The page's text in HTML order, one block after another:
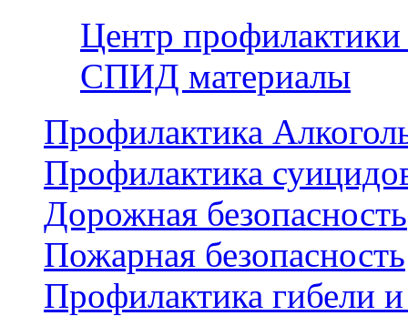
Центр
СПИД материалы
Профилактика
Профилактика
Дорожная безопасность
Пожарная безопасность
Профилактика гибели